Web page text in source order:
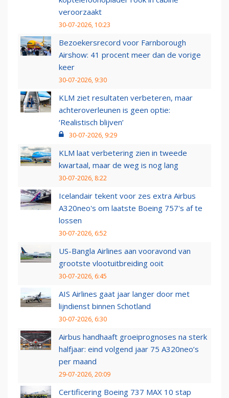
veroorzaakt
30-07-2026, 10:23
Bezoekersrecord voor Farnborough
Airshow: 41 procent meer dan de vorige
keer
30-07-2026, 9:30
KLM ziet resultaten verbeteren, maar
achteroverleunen is geen optie:
‘Realistisch blijven’
30-07-2026, 9:29
KLM laat verbetering zien in tweede
kwartaal, maar de weg is nog lang
30-07-2026, 8:22
Icelandair tekent voor zes extra Airbus
A320neo's om laatste Boeing 757's af te
lossen
30-07-2026, 6:52
US-Bangla Airlines aan vooravond van
grootste vlootuitbreiding ooit
30-07-2026, 6:45
AIS Airlines gaat jaar langer door met
lijndienst binnen Schotland
30-07-2026, 6:30
Airbus handhaaft groeiprognoses na sterk
halfjaar: eind volgend jaar 75 A320neo’s
per maand
29-07-2026, 20:09
Certificering Boeing 737 MAX 10 stap